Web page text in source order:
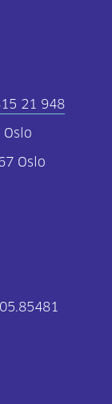
21 948
Oslo